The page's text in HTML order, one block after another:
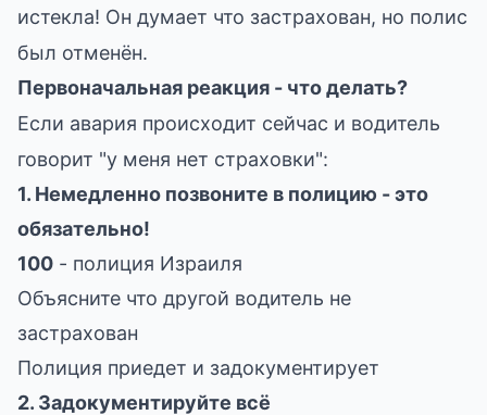
истекла! Он думает что застрахован, но полис
был отменён.
Первоначальная реакция - что делать?
Если авария происходит сейчас и водитель
говорит "у меня нет страховки":
1. Немедленно позвоните в полицию - это
обязательно!
100 - полиция Израиля
Объясните что другой водитель не
застрахован
Полиция приедет и задокументирует
2. Задокументируйте всё